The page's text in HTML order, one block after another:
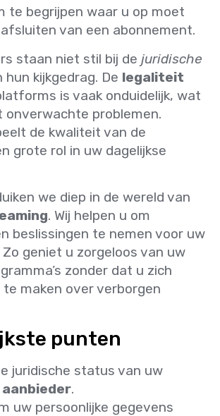
te begrijpen waar u op moet
van een abonnement.
staan niet stil bij de juridische
hun kijkgedrag. De legaliteit
is vaak onduidelijk, wat
onverwachte problemen.
de kwaliteit van de
grote rol in uw dagelijkse
we diep in de wereld van
. Wij helpen u om
beslissingen te nemen voor uw
geniet u zorgeloos van uw
zonder dat u zich
maken over verborgen
punten
juridische status van uw
aanbieder.
uw persoonlijke gegevens